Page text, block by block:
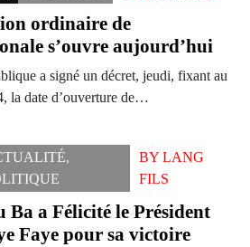
ordinaire de
s’ouvre aujourd’hui
a signé un décret, jeudi, fixant au
la date d’ouverture de…
,
BYLANG
FILS
a Félicité le Président
Faye pour sa victoire